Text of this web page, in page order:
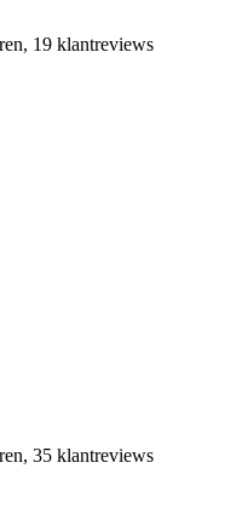
19 klantreviews
35 klantreviews